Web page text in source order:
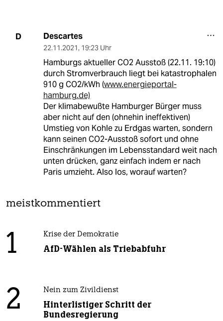
D Descartes
22.11.2021, 19:23 Uhr
Hamburgs aktueller CO2 Ausstoß (22.11. 19:10)
durch Stromverbrauch liegt bei katastrophalen
910 g CO2/kWh (www.energieportal-
hamburg.de)
Der klimabewußte Hamburger Bürger muss
aber nicht auf den (ohnehin ineffektiven)
Umstieg von Kohle zu Erdgas warten, sondern
kann seinen CO2-Ausstoß sofort und ohne
Einschränkungen im Lebensstandard weit nach
unten drücken, ganz einfach indem er nach
Paris umzieht. Also los, worauf warten?
meistkommentiert
1 Krise der Demokratie
AfD-Wählen als Triebabfuhr
2 Nein zum Zivildienst
Hinterlistiger Schritt der
Bundesregierung